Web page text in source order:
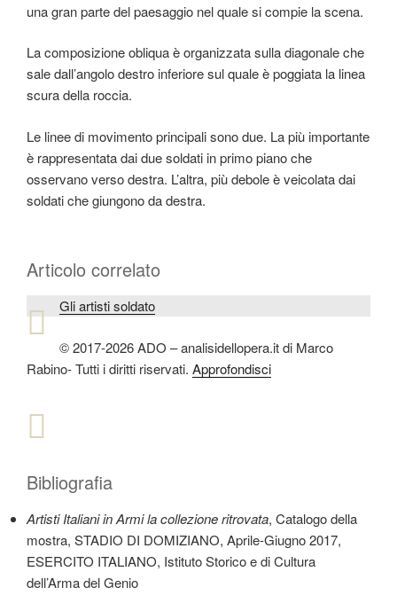
una gran parte del paesaggio nel quale si compie la scena.
La composizione obliqua è organizzata sulla diagonale che
sale dall’angolo destro inferiore sul quale è poggiata la linea
scura della roccia.
Le linee di movimento principali sono due. La più importante
è rappresentata dai due soldati in primo piano che
osservano verso destra. L’altra, più debole è veicolata dai
soldati che giungono da destra.
Articolo correlato
Gli artisti soldato
© 2017-2026 ADO – analisidellopera.it di Marco
Rabino- Tutti i diritti riservati. Approfondisci
Bibliografia
Artisti Italiani in Armi la collezione ritrovata, Catalogo della
mostra, STADIO DI DOMIZIANO, Aprile-Giugno 2017,
ESERCITO ITALIANO, Istituto Storico e di Cultura
dell’Arma del Genio